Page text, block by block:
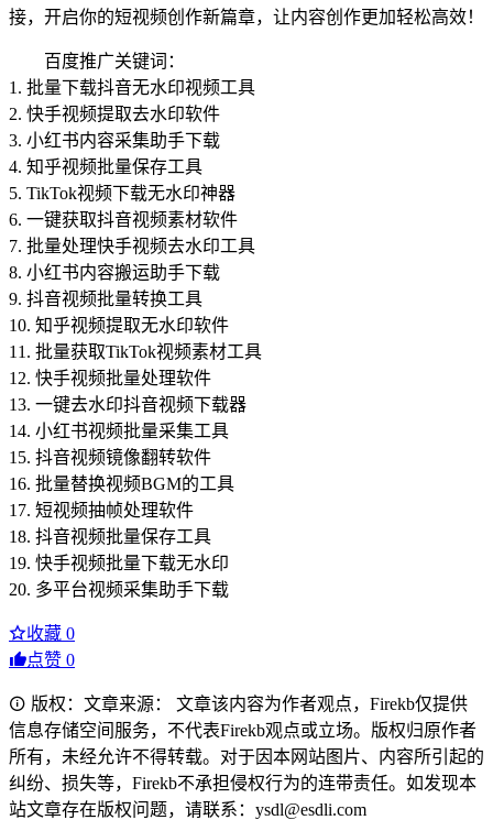
接，开启你的短视频创作新篇章，让内容创作更加轻松高效！
百度推广关键词：
1. 批量下载抖音无水印视频工具
2. 快手视频提取去水印软件
3. 小红书内容采集助手下载
4. 知乎视频批量保存工具
5. TikTok视频下载无水印神器
6. 一键获取抖音视频素材软件
7. 批量处理快手视频去水印工具
8. 小红书内容搬运助手下载
9. 抖音视频批量转换工具
10. 知乎视频提取无水印软件
11. 批量获取TikTok视频素材工具
12. 快手视频批量处理软件
13. 一键去水印抖音视频下载器
14. 小红书视频批量采集工具
15. 抖音视频镜像翻转软件
16. 批量替换视频BGM的工具
17. 短视频抽帧处理软件
18. 抖音视频批量保存工具
19. 快手视频批量下载无水印
20. 多平台视频采集助手下载
收藏 0
点赞 0
版权：文章来源： 文章该内容为作者观点，Firekb仅提供
信息存储空间服务，不代表Firekb观点或立场。版权归原作者
所有，未经允许不得转载。对于因本网站图片、内容所引起的
纠纷、损失等，Firekb不承担侵权行为的连带责任。如发现本
站文章存在版权问题，请联系：ysdl@esdli.com